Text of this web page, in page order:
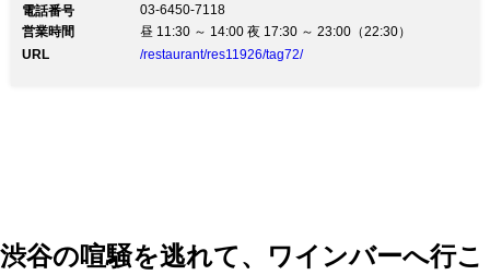
電話番号
03-6450-7118
営業時間
昼 11:30 ～ 14:00 夜 17:30 ～ 23:00（22:30）
URL
/restaurant/res11926/tag72/
渋谷の喧騒を逃れて、ワインバーへ行こ